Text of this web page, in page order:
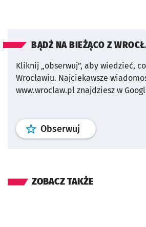
BĄDŹ NA BIEŻĄCO Z
Kliknij „obserwuj”, aby wiedzieć,
Wrocławiu. Najciekawsze
www.wroclaw.pl znajdziesz w
Obserwuj profil
ZOBACZ TAKŻE